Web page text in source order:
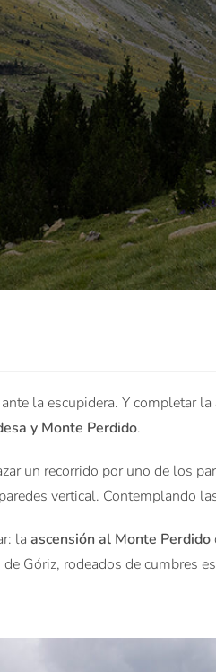
la escupidera. Y completar la
y Monte Perdido.
un recorrido por uno de los
vertical. Contemplando
laascensión al Monte Perdido
Góriz, rodeados de cumbres